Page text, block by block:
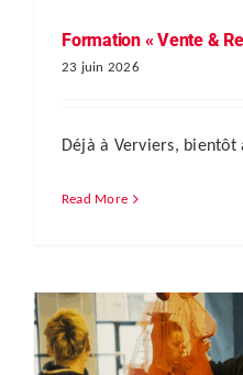
Formation « Vente &
23 juin 2026
Déjà à Verviers, bientôt
Read More